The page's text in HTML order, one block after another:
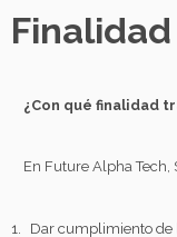
¿Con qué finalidad
En Future Alpha Tech,
1. Dar cumplimiento de